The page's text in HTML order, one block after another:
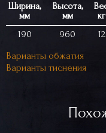
Ширина,
мм
Высота,
мм
кг
190
960 12
Варианты обжатия
Варианты тиснения